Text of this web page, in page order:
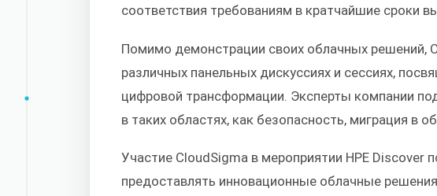
соответствия требованиям в кратчайшие сроки
Помимо демонстрации своих облачных решений,
различных панельных дискуссиях и сессиях,
цифровой трансформации. Эксперты компании
в таких областях, как безопасность, миграция в
Участие CloudSigma в мероприятии HPE Discover
предоставлять инновационные облачные